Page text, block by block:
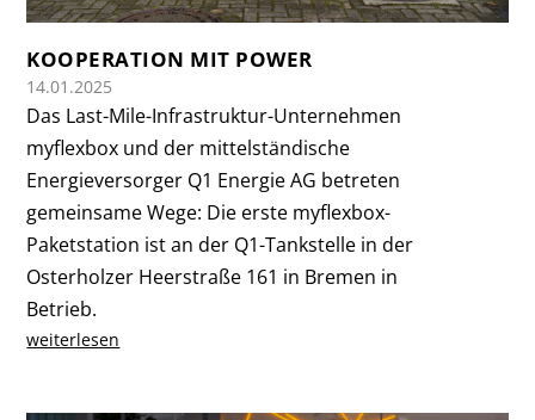
KOOPERATION MIT POWER
14.01.2025
Das Last-Mile-Infrastruktur-Unternehmen
myflexbox und der mittelständische
Energieversorger Q1 Energie AG betreten
gemeinsame Wege: Die erste myflexbox-
Paketstation ist an der Q1-Tankstelle in der
Osterholzer Heerstraße 161 in Bremen in
Betrieb.
weiterlesen